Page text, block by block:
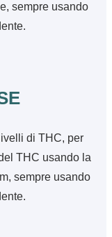
sempre usando
di THC, per
THC usando la
sempre usando